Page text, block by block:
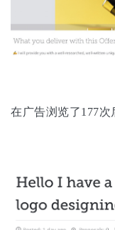
在广告浏览了177次